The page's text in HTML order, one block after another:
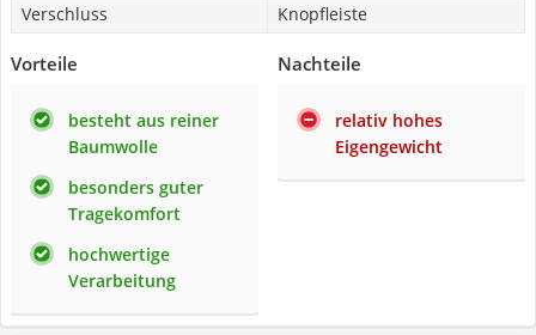
Verschluss
Knopfleiste
Vorteile
besteht aus reiner
Baumwolle
besonders guter
Tragekomfort
hochwertige
Verarbeitung
Nachteile
relativ hohes
Eigengewicht